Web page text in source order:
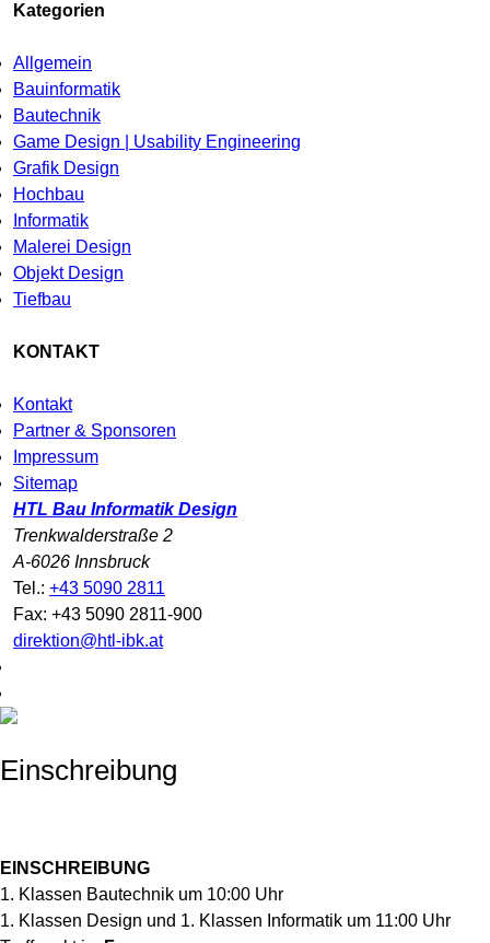
Kategorien
Allgemein
Bauinformatik
Bautechnik
Game Design | Usability Engineering
Grafik Design
Hochbau
Informatik
Malerei Design
Objekt Design
Tiefbau
KONTAKT
Kontakt
Partner & Sponsoren
Impressum
Sitemap
HTL Bau Informatik Design
Trenkwalderstraße 2
A-6026 Innsbruck
Tel.: +43 5090 2811
Fax: +43 5090 2811-900
direktion@htl-ibk.at
Einschreibung
EINSCHREIBUNG
1. Klassen Bautechnik um 10:00 Uhr
1. Klassen Design und 1. Klassen Informatik um 11:00 Uhr